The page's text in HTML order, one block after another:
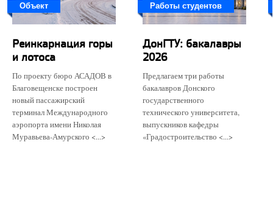
Объект
Реинкарнация горы
и лотоса
По проекту бюро АСАДОВ в
Благовещенске построен
новый пассажирский
терминал Международного
аэропорта имени Николая
Муравьева-Амурского <...>
Работы студентов
ДонГТУ: бакалавры
2026
Предлагаем три работы
бакалавров Донского
государственного
технического университета,
выпускников кафедры
«Градостроительство <...>